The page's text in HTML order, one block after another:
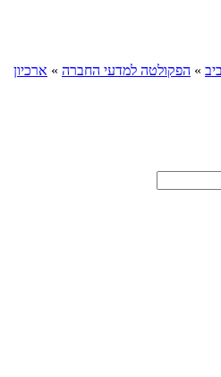
» הפקולטה למדעי החברה » ארכיון